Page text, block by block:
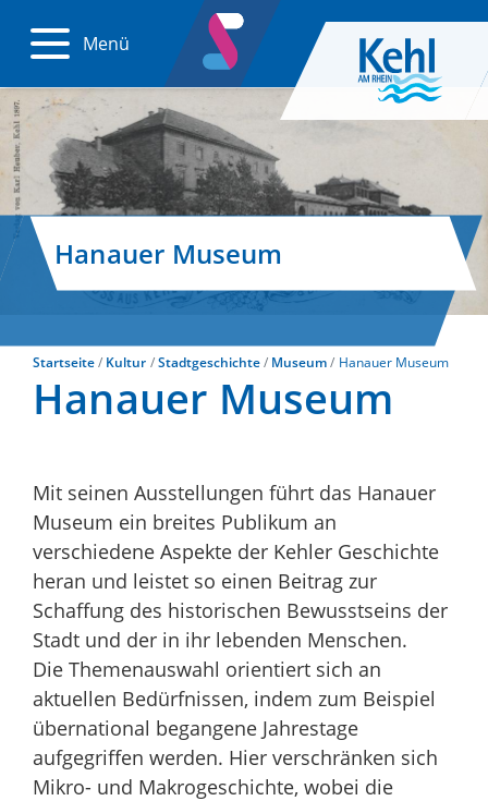
Menü
Hanauer Museum
Startseite Kultur Stadtgeschichte Museum Hanauer Museum
Hanauer Museum
Mit seinen Ausstellungen führt das Hanauer
Museum ein breites Publikum an
verschiedene Aspekte der Kehler Geschichte
heran und leistet so einen Beitrag zur
Schaffung des historischen Bewusstseins der
Stadt und der in ihr lebenden Menschen.
Die Themenauswahl orientiert sich an
aktuellen Bedürfnissen, indem zum Beispiel
übernational begangene Jahrestage
aufgegriffen werden. Hier verschränken sich
Mikro- und Makrogeschichte, wobei die